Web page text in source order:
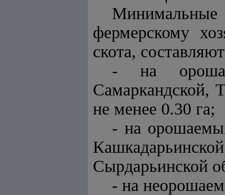
Минимальные
фермерскому
скота,
- на
Самаркандской,
не менее 0.30 га;
- на
Сырдарьинской
- на